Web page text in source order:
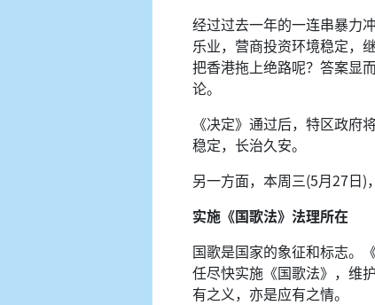
经过过去一年的一连串暴力
乐业，营商投资环境稳定，
把香港拖上绝路呢？答案显
论。
《决定》通过后，特区政
稳定，长治久安。
另一方面，本周三(5月27日)
实施《国歌法》法理所在
国歌是国家的象征和标志。
任尽快实施《国歌法》，维
有之义，亦是应有之情。